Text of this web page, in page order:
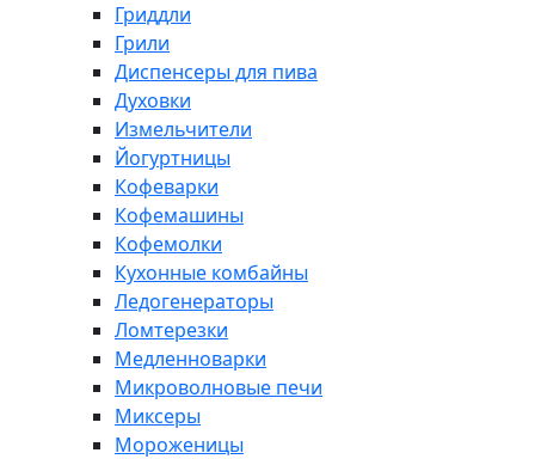
Гриддли
Грили
Диспенсеры для пива
Духовки
Измельчители
Йогуртницы
Кофеварки
Кофемашины
Кофемолки
Кухонные комбайны
Ледогенераторы
Ломтерезки
Медленноварки
Микроволновые печи
Миксеры
Мороженицы